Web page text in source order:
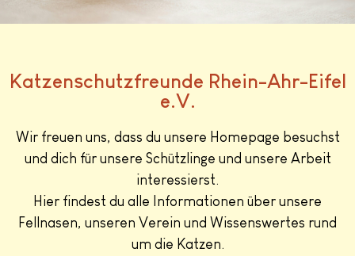
Katzenschutzfreunde Rhein-Ahr-Eifel
e.V.
Wir freuen uns, dass du unsere Homepage besuchst
und dich für unsere Schützlinge und unsere Arbeit
interessierst.
Hier findest du alle Informationen über unsere
Fellnasen, unseren Verein und Wissenswertes rund
um die Katzen.